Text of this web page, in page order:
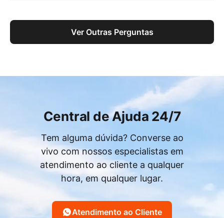
Ver Outras Perguntas
Central de Ajuda 24/7
Tem alguma dúvida? Converse ao
vivo com nossos especialistas em
atendimento ao cliente a qualquer
hora, em qualquer lugar.
Atendimento ao Cliente